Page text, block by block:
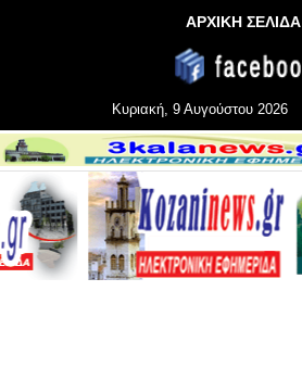
ΑΡΧΙΚΗ ΣΕΛΙΔΑ
Κυριακή, 9 Αυγούστου 2026